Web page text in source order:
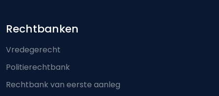
Footer-menu
Rechtbanken
Vredegerecht
Politierechtbank
Rechtbank van eerste aanleg